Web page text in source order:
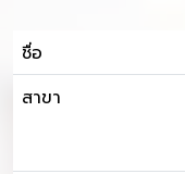
ชื่อ
สาขา